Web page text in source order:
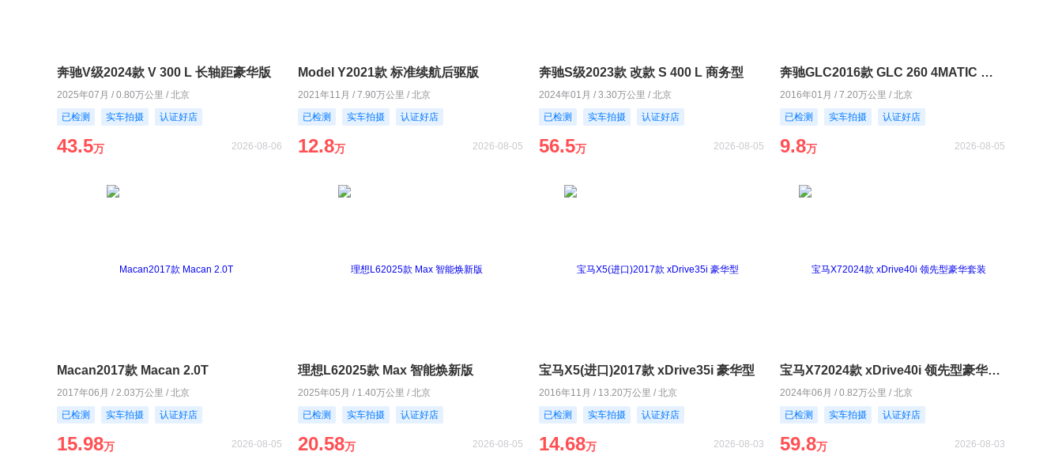
奔驰V级2024款 V 300 L 长轴距豪华版
2025年07月 / 0.80万公里 / 北京
已检测
实车拍摄 认证好店
43.5万 2026-08-06
Model Y2021款 标准续航后驱版
2021年11月 / 7.90万公里 / 北京
已检测
实车拍摄 认证好店
12.8万 2026-08-05
奔驰S级2023款 改款 S 400 L 商务型
2024年01月 / 3.30万公里 / 北京
已检测
实车拍摄 认证好店
56.5万 2026-08-05
奔驰GLC2016款 GLC 260 4MATIC 动感型
2016年01月 / 7.20万公里 / 北京
已检测
实车拍摄 认证好店
9.8万 2026-08-05
Macan2017款 Macan 2.0T
2017年06月 / 2.03万公里 / 北京
已检测
实车拍摄 认证好店
15.98万 2026-08-05
理想L62025款 Max 智能焕新版
2025年05月 / 1.40万公里 / 北京
已检测
实车拍摄 认证好店
20.58万 2026-08-05
宝马X5(进口)2017款 xDrive35i 豪华型
2016年11月 / 13.20万公里 / 北京
已检测
实车拍摄 认证好店
14.68万 2026-08-03
宝马X72024款 xDrive40i 领先型豪华套装
2024年06月 / 0.82万公里 / 北京
已检测
实车拍摄 认证好店
59.8万 2026-08-03